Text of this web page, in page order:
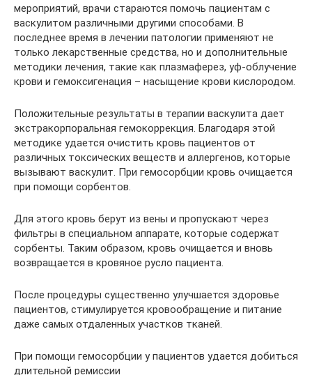
мероприятий, врачи стараются помочь пациентам с
васкулитом различными другими способами. В
последнее время в лечении патологии применяют не
только лекарственные средства, но и дополнительные
методики лечения, такие как плазмаферез, уф-облучение
крови и гемоксигенация – насыщение крови кислородом.
Положительные результаты в терапии васкулита дает
экстракорпоральная гемокоррекция. Благодаря этой
методике удается очистить кровь пациентов от
различных токсических веществ и аллергенов, которые
вызывают васкулит. При гемосорбции кровь очищается
при помощи сорбентов.
Для этого кровь берут из вены и пропускают через
фильтры в специальном аппарате, которые содержат
сорбенты. Таким образом, кровь очищается и вновь
возвращается в кровяное русло пациента.
После процедуры существенно улучшается здоровье
пациентов, стимулируется кровообращение и питание
даже самых отдаленных участков тканей.
При помощи гемосорбции у пациентов удается добиться
длительной ремиссии